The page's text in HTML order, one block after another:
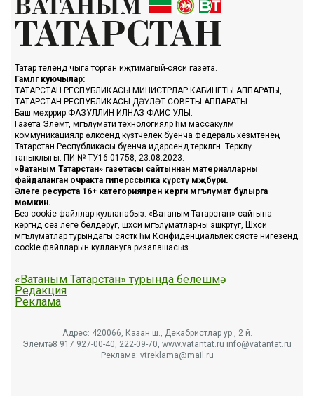
Татар телендә чыга торган иҗтимагый-сәяси газета.
Гамәлгә куючылар:
ТАТАРСТАН РЕСПУБЛИКАСЫ МИНИСТРЛАР КАБИНЕТЫ АППАРАТЫ,
ТАТАРСТАН РЕСПУБЛИКАСЫ ДӘҮЛӘТ СОВЕТЫ АППАРАТЫ.
Баш мөхәррир ФАЗУЛЛИН ИЛНАЗ ФАИС УЛЫ.
Газета Элемтә, мәгълүмати технологияләр һәм массакүләм
коммуникацияләр өлкәсендә күзәтчелек буенча федераль хезмәтенең
Татарстан Республикасы буенча идарәсендә теркәлгән. Теркәлү
таныклыгы: ПИ № ТУ16-01758, 23.08.2023.
«Ватаным Татарстан» газетасы сайтыннан материалларны
файдаланган очракта гиперссылка күрсәтү мәҗбүри.
Әлеге ресурста 16+ категорияләренә кергән мәгълүмат булырга
мөмкин.
Без cookie-файллар кулланабыз. «Ватаным Татарстан» сайтына
кергәндә сез әлеге белдерүгә, шәхси мәгълүматларны эшкәртүгә, Шәхси
мәгълүматлар турындагы сәясәткә һәм Конфиденциальлек сәясәте нигезендә
cookie файлларын куллануга ризалашасыз.
«Ватаным Татарстан» турында белешмә
Редакция
Реклама
Адрес: 420066, Казан ш., Декабристлар ур., 2 й.
Элемтә: 8 917 927-00-40, 222-09-70, www.vatantat.ru info@vatantat.ru
Реклама: vtreklama@mail.ru